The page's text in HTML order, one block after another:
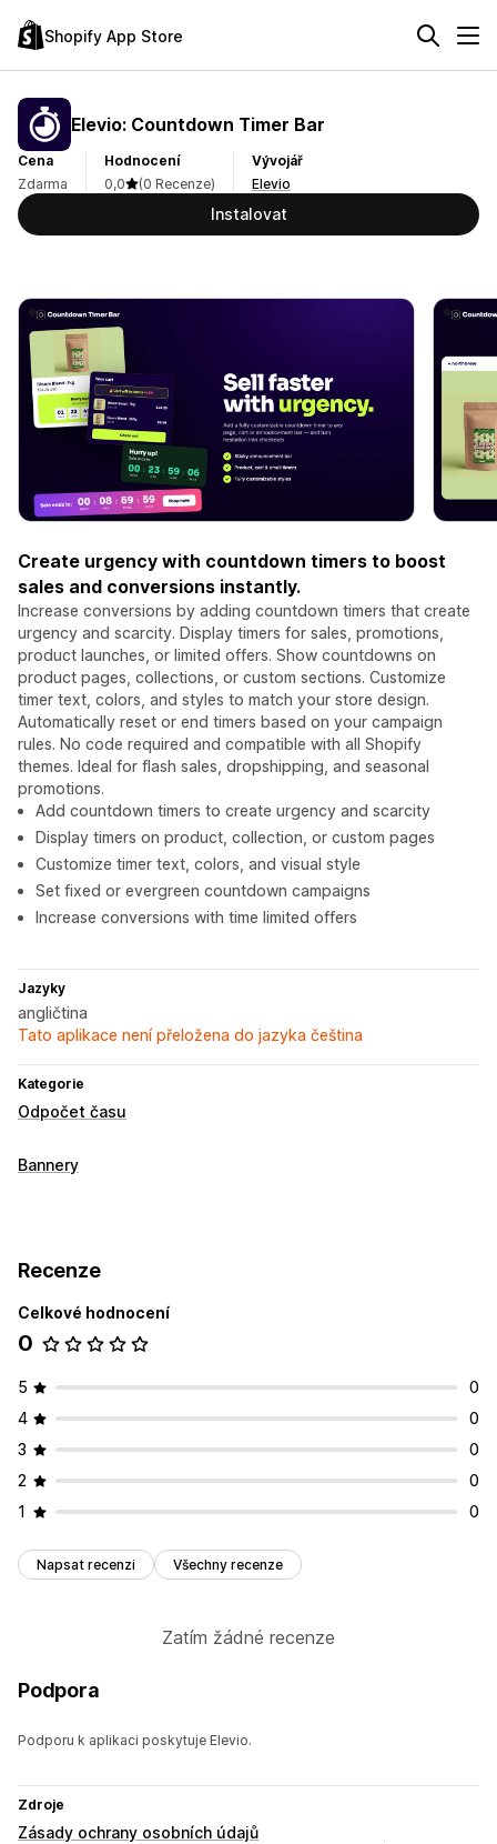
Shopify App Store
Elevio: Countdown Timer Bar
Cena
Zdarma
Hodnocení
0,0
(0 Recenze)
Vývojář
Elevio
Instalovat
Create urgency with countdown timers to boost
sales and conversions instantly.
Increase conversions by adding countdown timers that create
urgency and scarcity. Display timers for sales, promotions,
product launches, or limited offers. Show countdowns on
product pages, collections, or custom sections. Customize
timer text, colors, and styles to match your store design.
Automatically reset or end timers based on your campaign
rules. No code required and compatible with all Shopify
themes. Ideal for flash sales, dropshipping, and seasonal
promotions.
Add countdown timers to create urgency and scarcity
Display timers on product, collection, or custom pages
Customize timer text, colors, and visual style
Set fixed or evergreen countdown campaigns
Increase conversions with time limited offers
Jazyky
angličtina
Tato aplikace není přeložena do jazyka čeština
Kategorie
Odpočet času
Bannery
Recenze
Celkové hodnocení
0
5
0
4
0
3
0
2
0
1
0
Napsat recenzi Všechny recenze
Zatím žádné recenze
Podpora
Podporu k aplikaci poskytuje Elevio.
Zdroje
Zásady ochrany osobních údajů